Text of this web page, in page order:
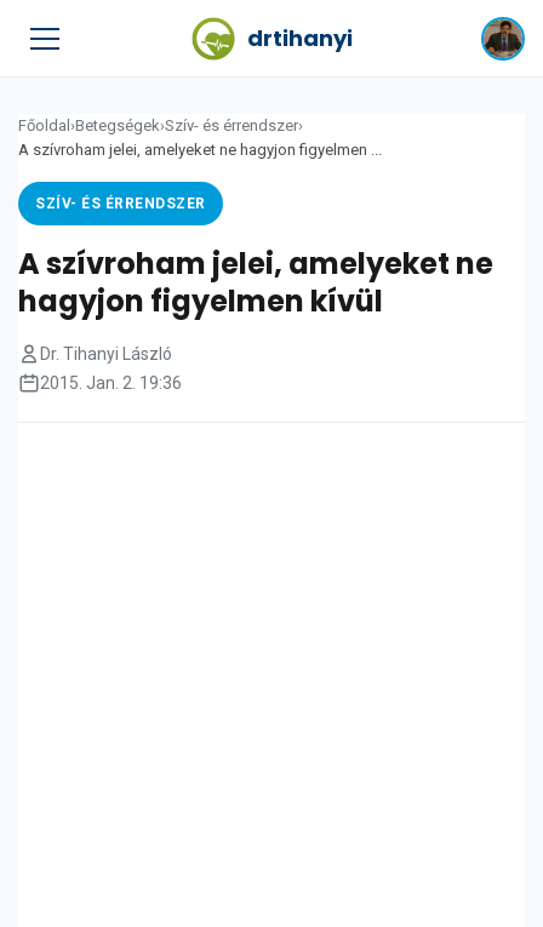
drtihanyi
Főoldal ›Betegségek›Szív- és érrendszer›
A szívroham jelei, amelyeket ne hagyjon figyelmen ...
SZÍV- ÉS ÉRRENDSZER
A szívroham jelei, amelyeket ne
hagyjon figyelmen kívül
Dr. Tihanyi László
2015. Jan. 2. 19:36